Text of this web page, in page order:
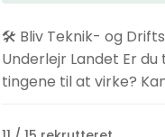
🛠️ Bliv Teknik- og
Underlejr Landet Er
tingene til at virke?
praktiske bare